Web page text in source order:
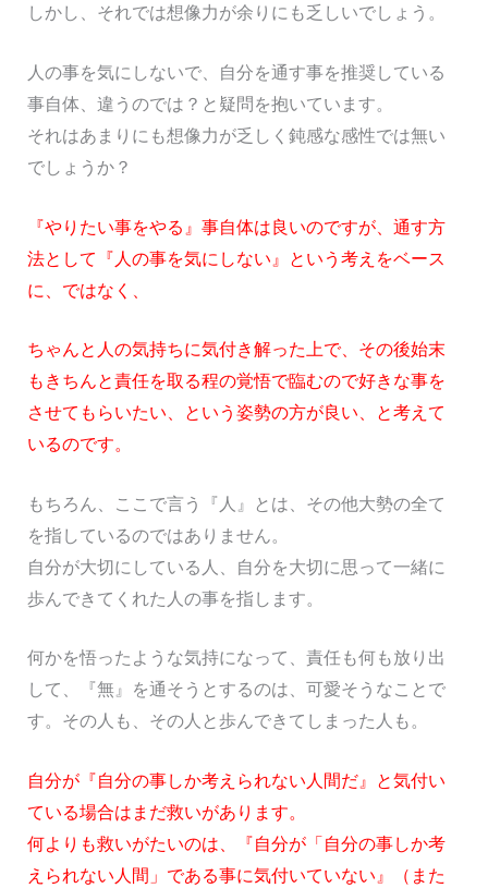
しかし、それでは想像力が余りにも乏しいでしょう。
人の事を気にしないで、自分を通す事を推奨している
事自体、違うのでは？と疑問を抱いています。
それはあまりにも想像力が乏しく鈍感な感性では無い
でしょうか？
『やりたい事をやる』事自体は良いのですが、通す方
法として『人の事を気にしない』という考えをベース
に、ではなく、
ちゃんと人の気持ちに気付き解った上で、その後始末
もきちんと責任を取る程の覚悟で臨むので好きな事を
させてもらいたい、という姿勢の方が良い、と考えて
いるのです。
もちろん、ここで言う『人』とは、その他大勢の全て
を指しているのではありません。
自分が大切にしている人、自分を大切に思って一緒に
歩んできてくれた人の事を指します。
何かを悟ったような気持になって、責任も何も放り出
して、『無』を通そうとするのは、可愛そうなことで
す。その人も、その人と歩んできてしまった人も。
自分が『自分の事しか考えられない人間だ』と気付い
ている場合はまだ救いがあります。
何よりも救いがたいのは、『自分が「自分の事しか考
えられない人間」である事に気付いていない』（また